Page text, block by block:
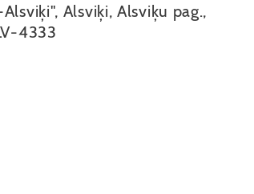
Alsviķi, Alsviķu pag.,
4333